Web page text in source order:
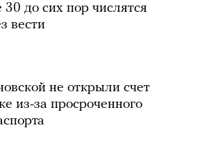
до сих пор числятся
вести
не открыли счет
из-за просроченного